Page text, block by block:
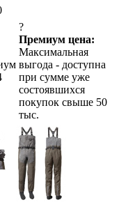
?
Премиум цена:
Максимальная
выгода - доступна
при сумме уже
состоявшихся
покупок свыше 50
тыс.